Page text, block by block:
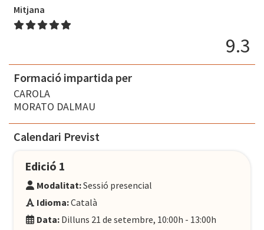
Mitjana
9.3
Formació impartida per
CAROLA
MORATO DALMAU
Calendari Previst
Edició 1
Modalitat:Sessió presencial
Idioma:Català
Data: Dilluns 21 de setembre, 10:00h - 13:00h